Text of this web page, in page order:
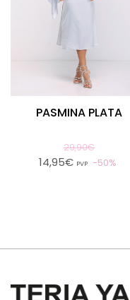
PASMINA PLATA
29,90€
14,95€ PVP 50%